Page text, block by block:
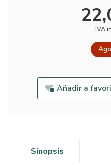
IVA
Añadir a
Sinopsis